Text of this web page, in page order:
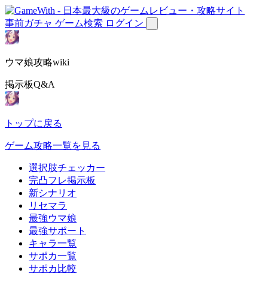
事前ガチャ ゲーム検索 ログイン
ウマ娘攻略wiki
掲示板Q&A
トップに戻る
ゲーム攻略一覧を見る
選択肢チェッカー
完凸フレ掲示板
新シナリオ
リセマラ
最強ウマ娘
最強サポート
キャラ一覧
サポカ一覧
サポカ比較